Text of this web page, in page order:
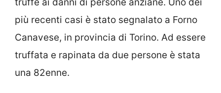
truffe ai danni di persone anziane. Uno dei
più recenti casi è stato segnalato a Forno
Canavese, in provincia di Torino. Ad essere
truffata e rapinata da due persone è stata
una 82enne.